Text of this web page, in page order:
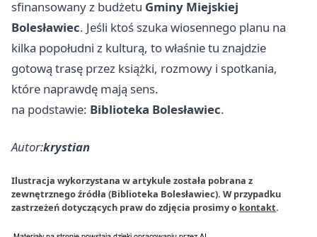
sfinansowany z budżetu Gminy Miejskiej
Bolesławiec. Jeśli ktoś szuka wiosennego planu na
kilka popołudni z kulturą, to właśnie tu znajdzie
gotową trasę przez książki, rozmowy i spotkania,
które naprawdę mają sens.
na podstawie: Biblioteka Bolesławiec.
Autor:krystian
Ilustracja wykorzystana w artykule została pobrana z
zewnętrznego źródła (Biblioteka Bolesławiec). W przypadku
zastrzeżeń dotyczących praw do zdjęcia prosimy o kontakt.